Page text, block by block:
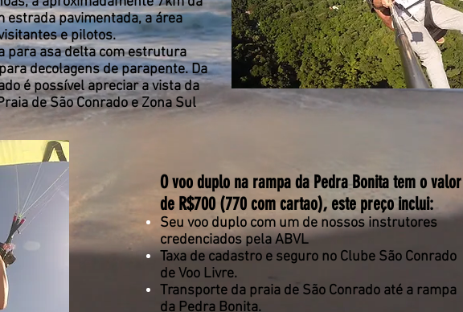
estrada pavimentada, a área
e pilotos.
para asa delta com estrutura
decolagens de parapente. Da
é possível apreciar a vista da
de São Conrado e Zona Sul
O voo duplo na rampa da Pedra Bonita tem o valor
de R$700 (770 com cartao), este preço inclui:
Seu voo duplo com um de nossos instrutores
credenciados pela ABVL
Taxa de cadastro e seguro no Clube São Conrado
de Voo Livre.
Transporte da praia de São Conrado até a rampa
da Pedra Bonita.